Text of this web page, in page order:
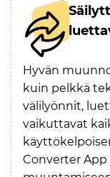
Hyvän
kuin pelkkä
välilyönnit,
vaikuttavat
Converter